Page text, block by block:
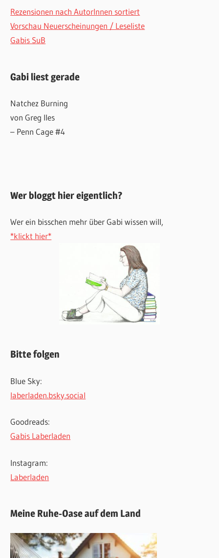
Rezensionen nach AutorInnen sortiert
Vorschau Neuerscheinungen / Leseliste
Gabis SuB
Gabi liest gerade
Natchez Burning
von Greg Iles
– Penn Cage #4
Wer bloggt hier eigentlich?
Wer ein bisschen mehr über Gabi wissen will,
*klickt hier*
Bitte folgen
Blue Sky:
laberladen.bsky.social
Goodreads:
Gabis Laberladen
Instagram:
Laberladen
Meine Ruhe-Oase auf dem Land